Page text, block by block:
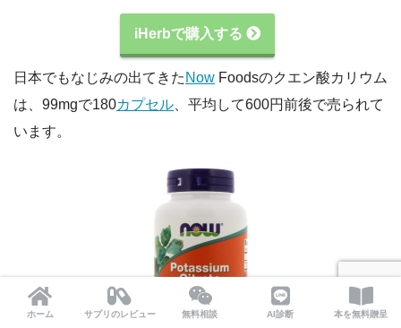
iHerbで購入する
日本でもなじみの出てきた Now Foodsのクエン酸カリウム
は、99mgで180カプセル 、平均して600円前後で売られて
います。
ホーム サプリのレビュー 無料相談 AI診断 本を無料贈呈